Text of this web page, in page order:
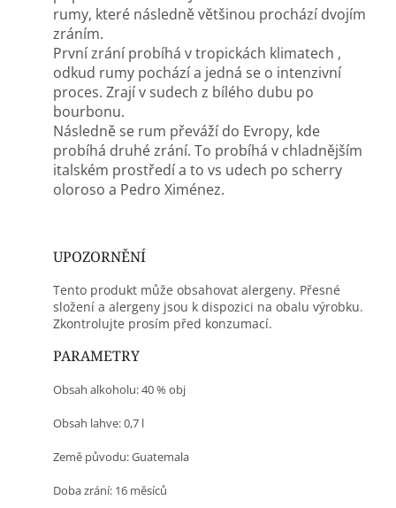
rumy, které následně většinou prochází dvojím
zráním.
První zrání probíhá v tropickách klimatech ,
odkud rumy pochází a jedná se o intenzivní
proces. Zrají v sudech z bílého dubu po
bourbonu.
Následně se rum převáží do Evropy, kde
probíhá druhé zrání. To probíhá v chladnějším
italském prostředí a to vs udech po scherry
oloroso a Pedro Ximénez.
UPOZORNĚNÍ
Tento produkt může obsahovat alergeny. Přesné
složení a alergeny jsou k dispozici na obalu výrobku.
Zkontrolujte prosím před konzumací.
PARAMETRY
Obsah alkoholu: 40 % obj
Obsah lahve: 0,7 l
Země původu: Guatemala
Doba zrání: 16 měsíců